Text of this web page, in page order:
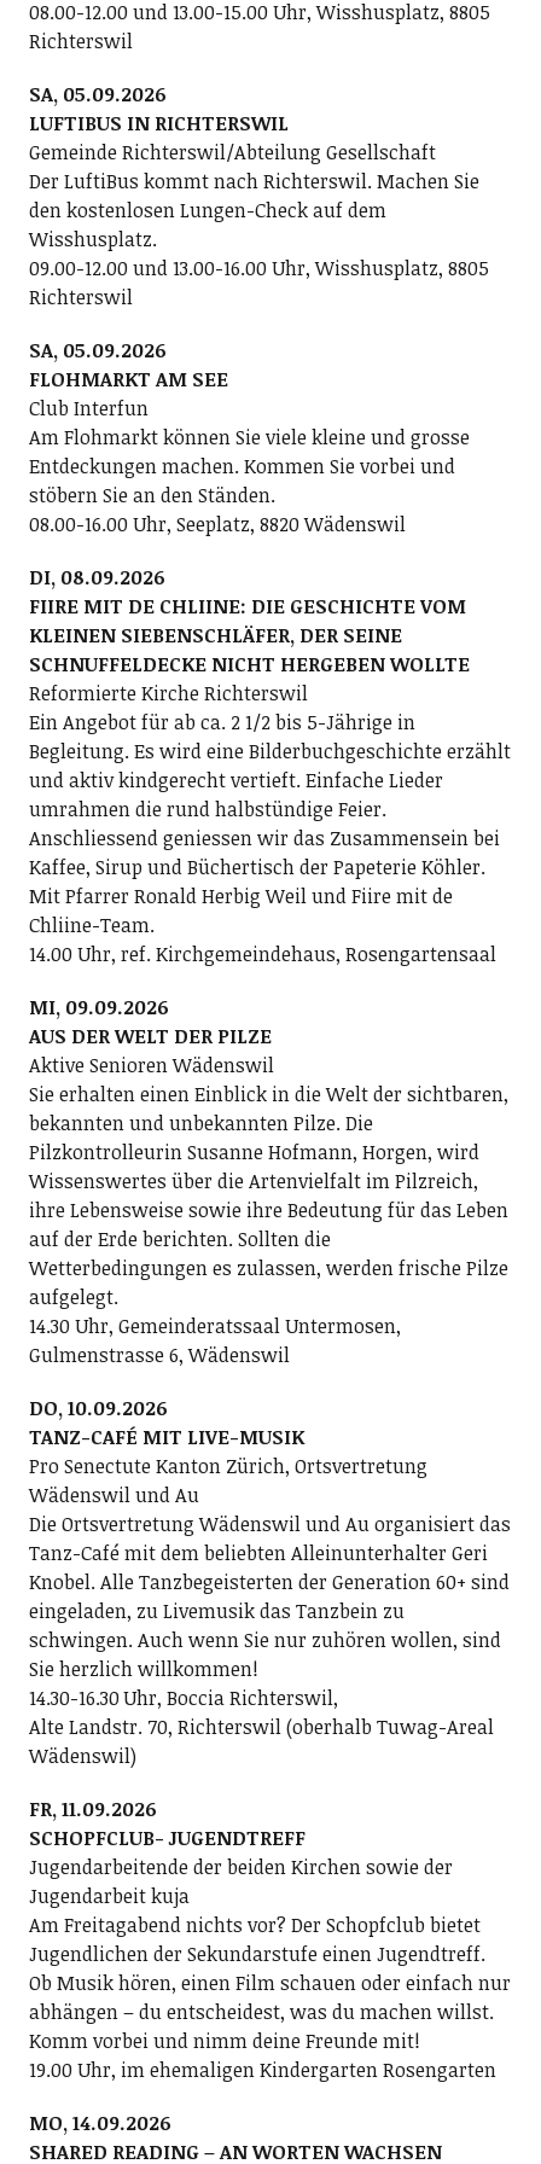
08.00-12.00 und 13.00-15.00 Uhr, Wisshusplatz, 8805
Richterswil
SA, 05.09.2026
LUFTIBUS IN RICHTERSWIL
Gemeinde Richterswil/Abteilung Gesellschaft
Der LuftiBus kommt nach Richterswil. Machen Sie
den kostenlosen Lungen-Check auf dem
Wisshusplatz.
09.00-12.00 und 13.00-16.00 Uhr, Wisshusplatz, 8805
Richterswil
SA, 05.09.2026
FLOHMARKT AM SEE
Club Interfun
Am Flohmarkt können Sie viele kleine und grosse
Entdeckungen machen. Kommen Sie vorbei und
stöbern Sie an den Ständen.
08.00-16.00 Uhr, Seeplatz, 8820 Wädenswil
DI, 08.09.2026
FIIRE MIT DE CHLIINE: DIE GESCHICHTE VOM
KLEINEN SIEBENSCHLÄFER, DER SEINE
SCHNUFFELDECKE NICHT HERGEBEN WOLLTE
Reformierte Kirche Richterswil
Ein Angebot für ab ca. 2 1/2 bis 5-Jährige in
Begleitung. Es wird eine Bilderbuchgeschichte erzählt
und aktiv kindgerecht vertieft. Einfache Lieder
umrahmen die rund halbstündige Feier.
Anschliessend geniessen wir das Zusammensein bei
Kaffee, Sirup und Büchertisch der Papeterie Köhler.
Mit Pfarrer Ronald Herbig Weil und Fiire mit de
Chliine-Team.
14.00 Uhr, ref. Kirchgemeindehaus, Rosengartensaal
MI, 09.09.2026
AUS DER WELT DER PILZE
Aktive Senioren Wädenswil
Sie erhalten einen Einblick in die Welt der sichtbaren,
bekannten und unbekannten Pilze. Die
Pilzkontrolleurin Susanne Hofmann, Horgen, wird
Wissenswertes über die Artenvielfalt im Pilzreich,
ihre Lebensweise sowie ihre Bedeutung für das Leben
auf der Erde berichten. Sollten die
Wetterbedingungen es zulassen, werden frische Pilze
aufgelegt.
14.30 Uhr, Gemeinderatssaal Untermosen,
Gulmenstrasse 6, Wädenswil
DO, 10.09.2026
TANZ-CAFÉ MIT LIVE-MUSIK
Pro Senectute Kanton Zürich, Ortsvertretung
Wädenswil und Au
Die Ortsvertretung Wädenswil und Au organisiert das
Tanz-Café mit dem beliebten Alleinunterhalter Geri
Knobel. Alle Tanzbegeisterten der Generation 60+ sind
eingeladen, zu Livemusik das Tanzbein zu
schwingen. Auch wenn Sie nur zuhören wollen, sind
Sie herzlich willkommen!
14.30-16.30 Uhr, Boccia Richterswil,
Alte Landstr. 70, Richterswil (oberhalb Tuwag-Areal
Wädenswil)
FR, 11.09.2026
SCHOPFCLUB- JUGENDTREFF
Jugendarbeitende der beiden Kirchen sowie der
Jugendarbeit kuja
Am Freitagabend nichts vor? Der Schopfclub bietet
Jugendlichen der Sekundarstufe einen Jugendtreff.
Ob Musik hören, einen Film schauen oder einfach nur
abhängen – du entscheidest, was du machen willst.
Komm vorbei und nimm deine Freunde mit!
19.00 Uhr, im ehemaligen Kindergarten Rosengarten
MO, 14.09.2026
SHARED READING – AN WORTEN WACHSEN